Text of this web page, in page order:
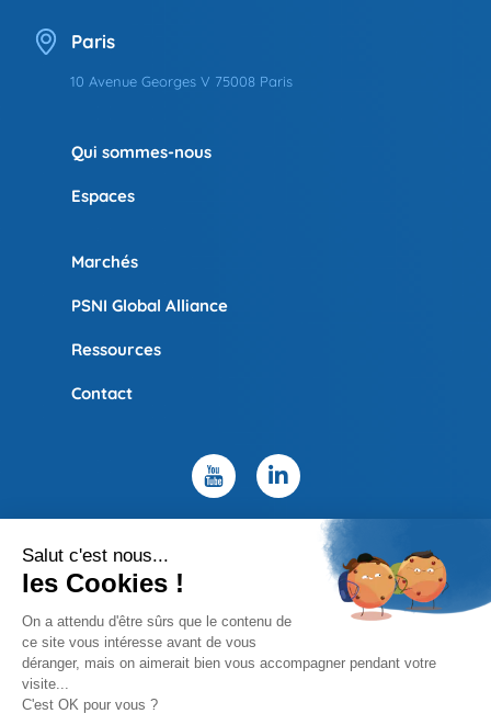
Paris
10 Avenue Georges V 75008 Paris
Qui sommes-nous
Espaces
Marchés
PSNI Global Alliance
Ressources
Contact
Politique de confidentialité Mentions légales
Site map
Copyright © 2026 UBIC – Design by